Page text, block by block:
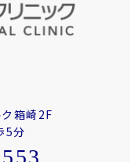
箱崎2F
5分